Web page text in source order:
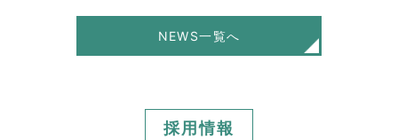
NEWS一覧へ
採用情報